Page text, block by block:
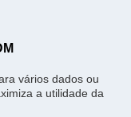
vários dados ou
a utilidade da